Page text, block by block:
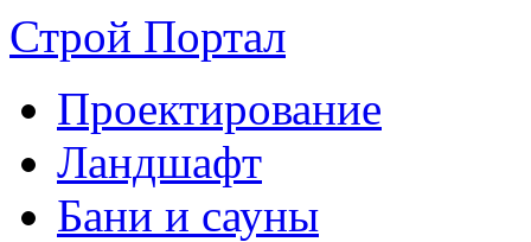
Строй Портал
Проектирование
Ландшафт
Бани и сауны